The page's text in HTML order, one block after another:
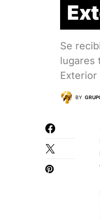
Se
lugares
Exterior
BY